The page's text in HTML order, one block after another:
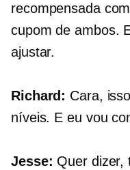
recompensada
cupom de ambos.
ajustar.
Richard: Cara,
níveis. E eu vou
Jesse: Quer dizer,